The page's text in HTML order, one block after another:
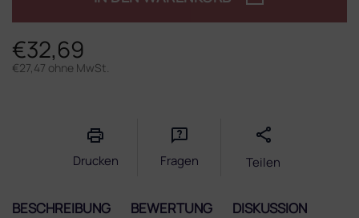
€32,69
€27,47 ohne MwSt.
Drucken Fragen Teilen
BESCHREIBUNG BEWERTUNG DISKUSSION